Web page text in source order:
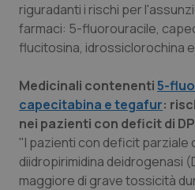
Friuli Venezia Giulia
Lazio
Liguria
Lombardia
Marche
Dermatite Atopica
Diabete & glucometri
Disturbi dell’umore
Dolore
Donna & Salute
riguradanti i rischi per
farmaci: 5-fluorouracile,
flucitosina, idrossiclorochina
Medicinali contenenti5-
capecitabina e tegafur:
nei pazienti con deficit di
"I pazienti con deficit parziale
diidropirimidina deidrogenasi
maggiore di grave tossicità